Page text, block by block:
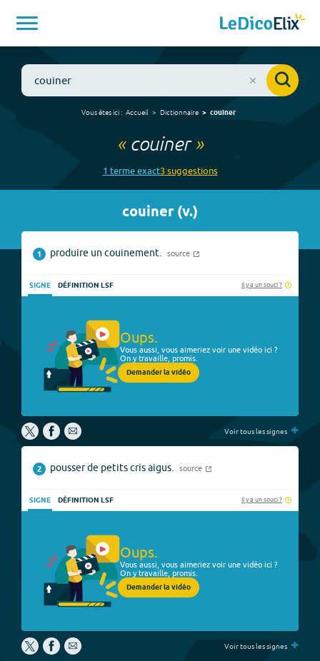
Vous êtes ici : Accueil Dictionnaire couiner
« couiner»
1 termeexact3suggestions
couiner(v.)
1 produire un couinement. source
SIGNE DÉFINITION LSF Il y a un souci ?
Oups.
Vous aussi, vous aimeriez voir une vidéo ici ?
On y travaille, promis.
Demander la vidéo
Voir tous les signes +
2 pousser de petits cris aigus. source
SIGNE DÉFINITION LSF Il y a un souci ?
Oups.
Vous aussi, vous aimeriez voir une vidéo ici ?
On y travaille, promis.
Demander la vidéo
Voir tous les signes +